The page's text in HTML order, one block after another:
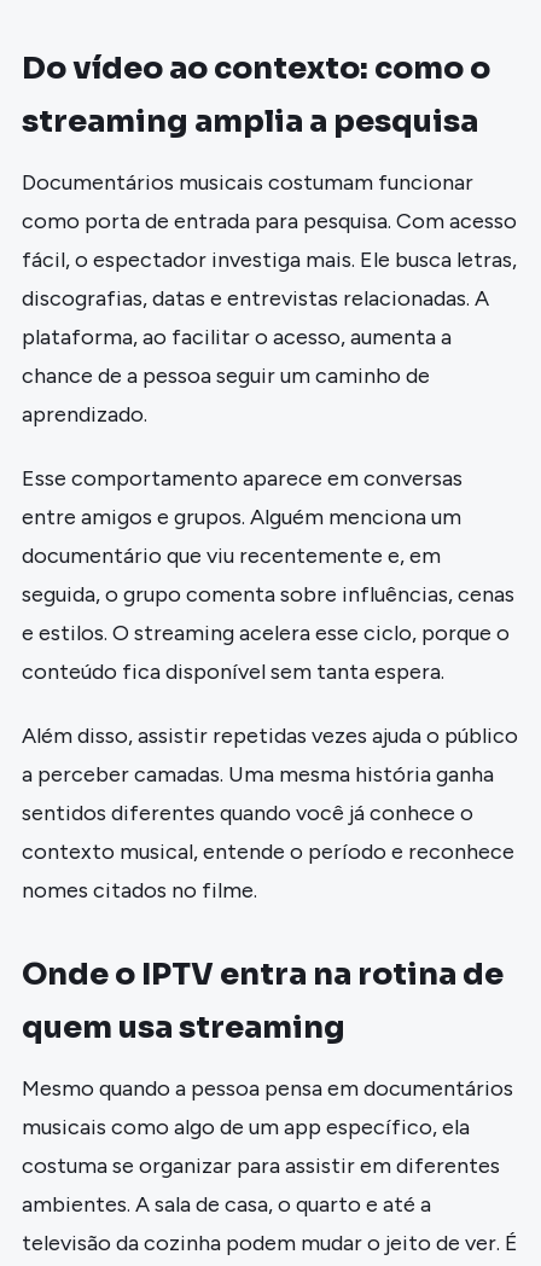
Do vídeo ao contexto: como o
streaming amplia a pesquisa
Documentários musicais costumam funcionar
como porta de entrada para pesquisa. Com acesso
fácil, o espectador investiga mais. Ele busca letras,
discografias, datas e entrevistas relacionadas. A
plataforma, ao facilitar o acesso, aumenta a
chance de a pessoa seguir um caminho de
aprendizado.
Esse comportamento aparece em conversas
entre amigos e grupos. Alguém menciona um
documentário que viu recentemente e, em
seguida, o grupo comenta sobre influências, cenas
e estilos. O streaming acelera esse ciclo, porque o
conteúdo fica disponível sem tanta espera.
Além disso, assistir repetidas vezes ajuda o público
a perceber camadas. Uma mesma história ganha
sentidos diferentes quando você já conhece o
contexto musical, entende o período e reconhece
nomes citados no filme.
Onde o IPTV entra na rotina de
quem usa streaming
Mesmo quando a pessoa pensa em documentários
musicais como algo de um app específico, ela
costuma se organizar para assistir em diferentes
ambientes. A sala de casa, o quarto e até a
televisão da cozinha podem mudar o jeito de ver. É